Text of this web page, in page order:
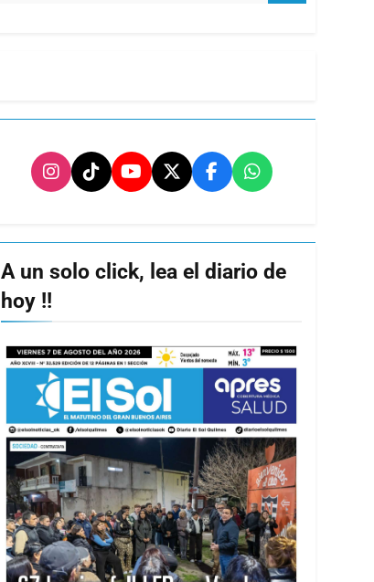
A un solo click, lea el diario de
hoy !!